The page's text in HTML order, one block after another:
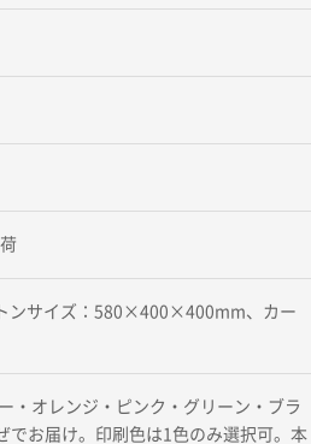
ンサイズ：580×400×400mm、カー
・オレンジ・ピンク・グリーン・ブラ
でお届け。印刷色は1色のみ選択可。本